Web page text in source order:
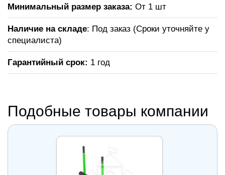
Минимальный размер заказа: От 1 шт
Наличие на складе: Под заказ (Сроки уточняйте у
специалиста)
Гарантийный срок: 1 год
Подобные товары компании